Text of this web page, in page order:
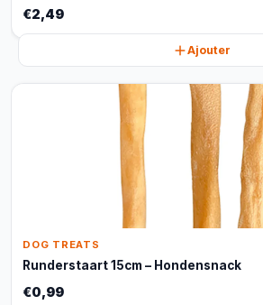
€2,49
Ajouter
DOG TREATS
Runderstaart 15cm – Hondensnack
€0,99